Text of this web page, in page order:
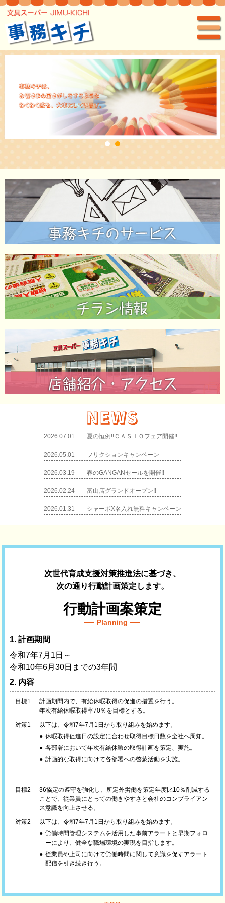
2026.07.01 夏の恒例!!ＣＡＳＩＯフェア開催!!
2026.05.01 フリクションキャンペーン
2026.03.19 春のGANGANセールを開催!!
2026.02.24 富山店グランドオープン!!
2026.01.31 シャーボX名入れ無料キャンペーン
次世代育成支援対策推進法に基づき、
次の通り行動計画策定します。
行動計画案策定
Planning
1. 計画期間
令和7年7月1日～
令和10年6月30日までの3年間
2. 内容
目標1
計画期間内で、有給休暇取得の促進の措置を行う。
年次有給休暇取得率70％を目標とする。
対策1
以下は、令和7年7月1日から取り組みを始めます。
休暇取得促進日の設定に合わせ取得目標日数を全社へ周知。
各部署において年次有給休暇の取得計画を策定、実施。
計画的な取得に向けて各部署への啓蒙活動を実施。
目標2
36協定の遵守を強化し、所定外労働を策定年度比10％削減する
ことで、従業員にとっての働きやすさと会社のコンプライアン
ス意識を向上させる。
対策2
以下は、令和7年7月1日から取り組みを始めます。
労働時間管理システムを活用した事前アラートと早期フォロ
ーにより、健全な職場環境の実現を目指します。
従業員や上司に向けて労働時間に関して意識を促すアラート
配信を引き続き行う。